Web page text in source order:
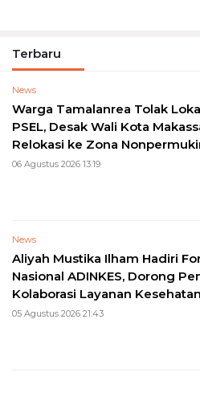
Terbaru
News
Warga Tamalanrea Tolak
PSEL, Desak Wali Kota
Relokasi ke Zona
06 Agustus 2026 13:19
News
Aliyah Mustika Ilham Hadiri
Nasional ADINKES, Dorong
Kolaborasi Layanan Kesehatan
05 Agustus 2026 21:43